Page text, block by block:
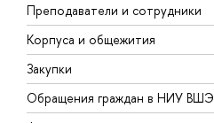
Преподаватели и сотрудники
Корпуса и общежития
Закупки
Обращения граждан в НИУ ВШЭ